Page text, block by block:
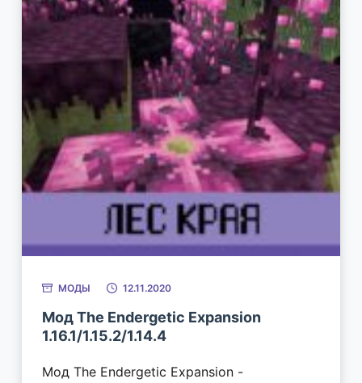
МОДЫ 12.11.2020
Мод The Endergetic Expansion
1.16.1/1.15.2/1.14.4
Мод The Endergetic Expansion -